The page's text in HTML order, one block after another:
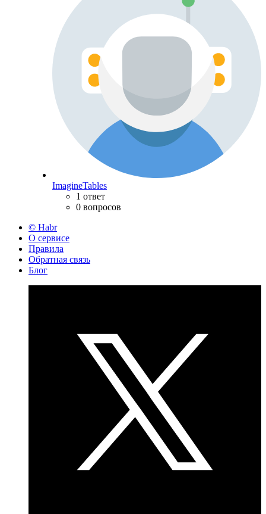
ImagineTables
1 ответ
0 вопросов
© Habr
О сервисе
Правила
Обратная связь
Блог